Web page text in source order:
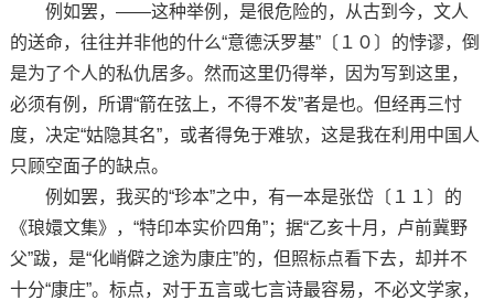
例如罢，——这种举例，是很危险的，从古到今，文人
的送命，往往并非他的什么“意德沃罗基”〔１０〕的悖谬，倒
是为了个人的私仇居多。然而这里仍得举，因为写到这里，
必须有例，所谓“箭在弦上，不得不发”者是也。但经再三忖
度，决定“姑隐其名”，或者得免于难欤，这是我在利用中国人
只顾空面子的缺点。
例如罢，我买的“珍本”之中，有一本是张岱〔１１〕的
《琅嬛文集》，“特印本实价四角”；据“乙亥十月，卢前冀野
父”跋，是“化峭僻之途为康庄”的，但照标点看下去，却并不
十分“康庄”。标点，对于五言或七言诗最容易，不必文学家，